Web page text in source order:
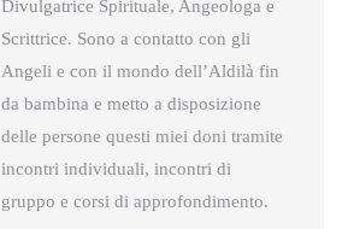
Divulgatrice Spirituale, Angeologa e
Scrittrice. Sono a contatto con gli
Angeli e con il mondo dell’Aldilà fin
da bambina e metto a disposizione
delle persone questi miei doni tramite
incontri individuali, incontri di
gruppo e corsi di approfondimento.